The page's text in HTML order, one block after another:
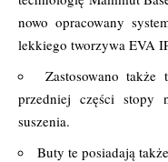
nowo opracowany
lekkiego tworzywa EVA
Zastosowano
przedniej części stopy
suszenia.
Buty te posiadają